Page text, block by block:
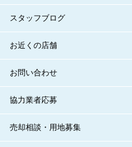
スタッフブログ
お近くの店舗
お問い合わせ
協力業者応募
売却相談・用地募集